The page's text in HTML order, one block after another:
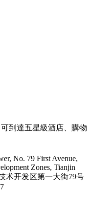
到達五星級酒店、購物
No. 79 First Avenue,
Zones, Tianjin
术开发区第一大街79号